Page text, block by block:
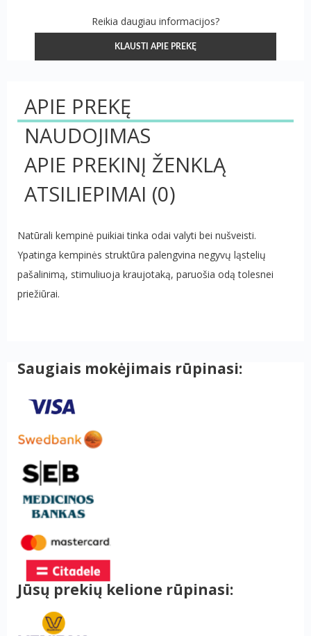
Reikia daugiau informacijos?
KLAUSTI APIE PREKĘ
APIE PREKĘ
NAUDOJIMAS
APIE PREKINĮ ŽENKLĄ
ATSILIEPIMAI (0)
Natūrali kempinė puikiai tinka odai valyti bei nušveisti.
Ypatinga kempinės struktūra palengvina negyvų ląstelių
pašalinimą, stimuliuoja kraujotaką, paruošia odą tolesnei
priežiūrai.
Saugiais mokėjimais rūpinasi:
Jūsų prekių kelione rūpinasi: